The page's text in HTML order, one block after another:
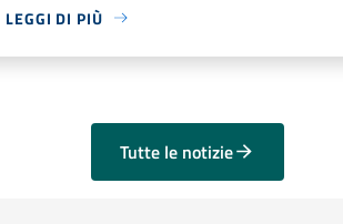
LEGGI DI PIÙ
Tutte le notizie